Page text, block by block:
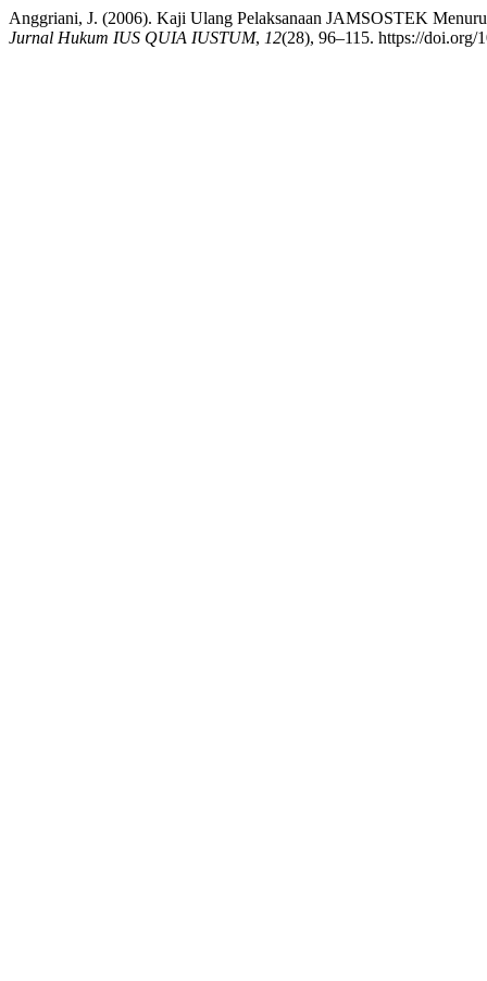
Anggriani, J. (2006). Kaji Ulang Pelaksanaan JAMSOSTEK
Jurnal Hukum IUS QUIA IUSTUM, 12(28), 96–115. https://doi.org/